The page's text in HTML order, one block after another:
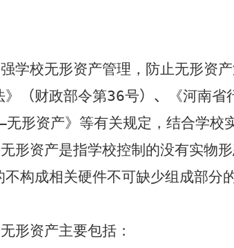
学校无形资产管理，防止无形资
（财政部令第36号）、 《河南
无形资产》等有关规定，结合学校
形资产是指学校控制的没有实物
不构成相关硬件不可缺少组成部分
形资产主要包括：